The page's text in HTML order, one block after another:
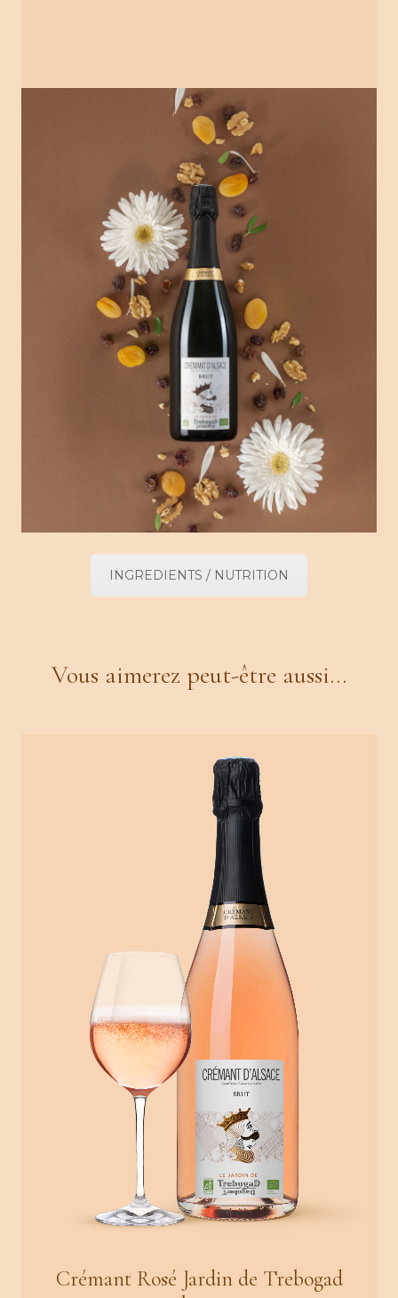
INGREDIENTS / NUTRITION
Vous aimerez peut-être aussi…
Crémant Rosé Jardin de Trebogad